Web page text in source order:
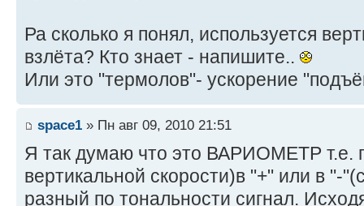
Ра сколько я понял, используется
взлёта? Кто знает - напишите..
Или это "термолов"- ускорение
space1 » Пн авг 09, 2010 21:51
Я так думаю что это ВАРИОМЕТР т.е.
вертикальной скорости)в "+" или в "-
разный по тональности сигнал.